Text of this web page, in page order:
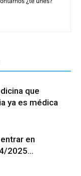
que
ya es médica
en
2025…